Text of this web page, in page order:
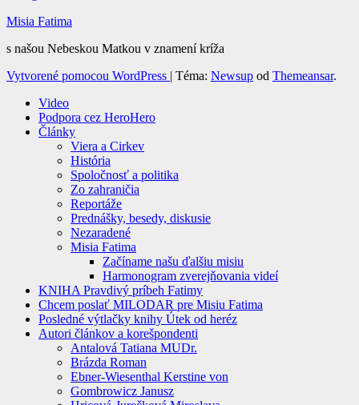
Misia Fatima
s našou Nebeskou Matkou v znamení kríža
Vytvorené pomocou WordPress | Téma: Newsup od Themeansar.
Video
Podpora cez HeroHero
Články
Viera a Cirkev
História
Spoločnosť a politika
Zo zahraničia
Reportáže
Prednášky, besedy, diskusie
Nezaradené
Misia Fatima
Začíname našu ďalšiu misiu
Harmonogram zverejňovania videí
KNIHA Pravdivý príbeh Fatimy
Chcem poslať MILODAR pre Misiu Fatima
Posledné výtlačky knihy Útek od heréz
Autori článkov a korešpondenti
Antalová Tatiana MUDr.
Brázda Roman
Ebner-Wiesenthal Kerstine von
Gombrowicz Janusz